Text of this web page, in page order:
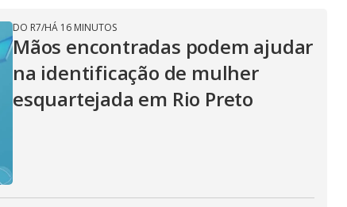
DO R7/HÁ 16 MINUTOS
Mãos encontradas podem ajudar
na identificação de mulher
esquartejada em Rio Preto